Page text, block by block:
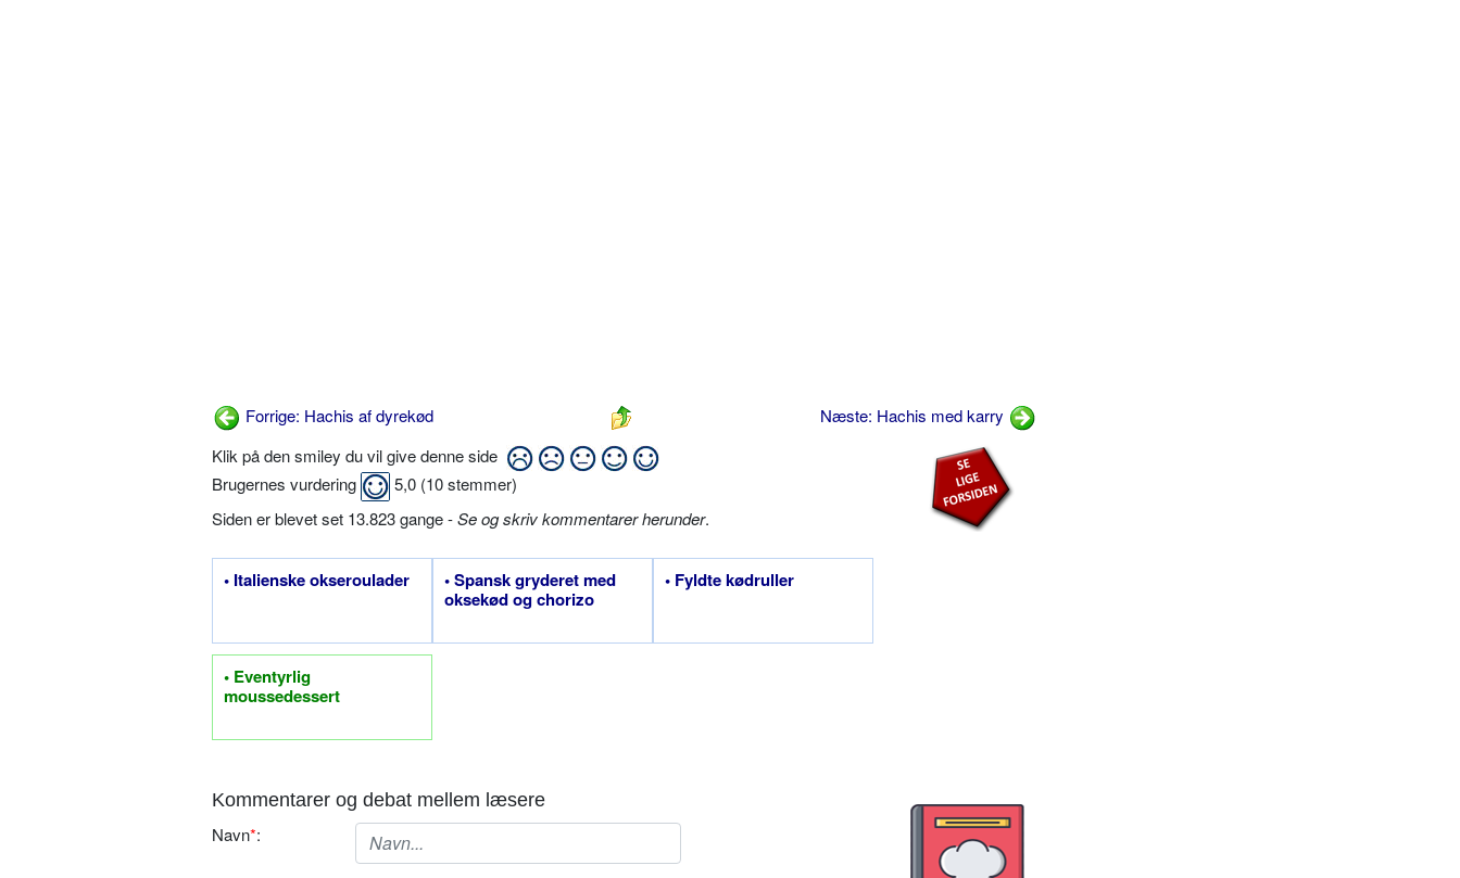
Forrige: Hachis af dyrekød
Næste: Hachis med karry
Klik på den smiley du vil give denne side
Brugernes vurdering
5,0 (10stemmer)
Siden er blevet set 13.823 gange -Se og skriv kommentarer herunder.
• Italienske okseroulader
• Spansk gryderet med
oksekød og chorizo
• Fyldte kødruller
• Eventyrlig
moussedessert
Kommentarer og debat mellem læsere
Navn*: